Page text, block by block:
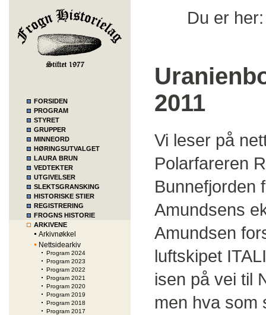
FORSIDEN
PROGRAM
STYRET
GRUPPER
MINNEORD
HØRINGSUTVALGET
LAURA BRUN
VEDTEKTER
UTGIVELSER
SLEKTSGRANSKING
HISTORISKE STIER
REGISTRERING
FROGNS HISTORIE
ARKIVENE
Arkivnøkkel
Nettsidearkiv
Program 2024
Program 2023
Program 2022
Program 2021
Program 2020
Program 2019
Program 2018
Program 2017
Du er
2011
Vi leser på
Polarfareren
Bunnefjorden
Amundsens
Amundsen
luftskipet
isen på vei til
men hva som